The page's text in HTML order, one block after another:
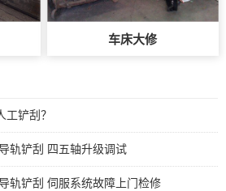
车床大修
铲刮？
轨铲刮 四五轴升级调试
轨铲刮 伺服系统故障上门检修